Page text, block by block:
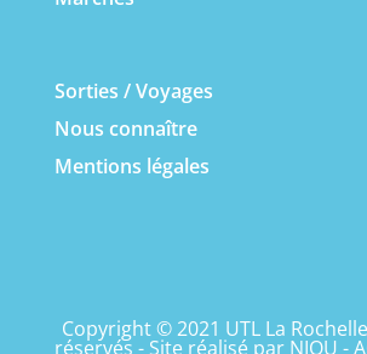
Sorties / Voyages
Nous connaître
Mentions légales
Copyright © 2021 UTL La
réservés - Site réalisé par NIOU -